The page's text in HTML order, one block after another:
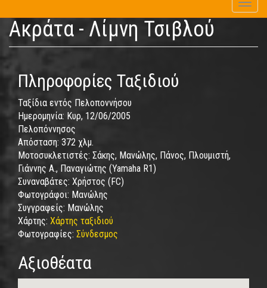
Ακράτα - Λίμνη Τσιβλού
Πληροφορίες Ταξιδιού
Ταξίδια εντός Πελοποννήσου
Ημερομηνία: Κυρ, 12/06/2005
Πελοπόννησος
Απόσταση: 372 χλμ.
Μοτοσυκλετιστές: Σάκης, Μανώλης, Πάνος, Πλουμιστή,
Γιάννης Α., Παναγιώτης (Yamaha R1)
Συναναβάτες: Χρήστος (FC)
Φωτογράφοι: Μανώλης
Συγγραφείς: Μανώλης
Χάρτης: Χάρτης ταξιδιού
Φωτογραφίες: Σύνδεσμος
Αξιοθέατα